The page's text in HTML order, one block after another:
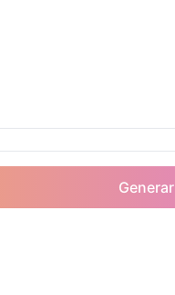
Generar